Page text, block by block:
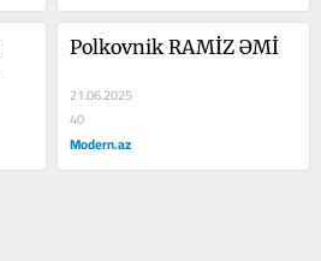
Polkovnik RAMİZ ƏMİ
21.06.2025
40
Modern.az